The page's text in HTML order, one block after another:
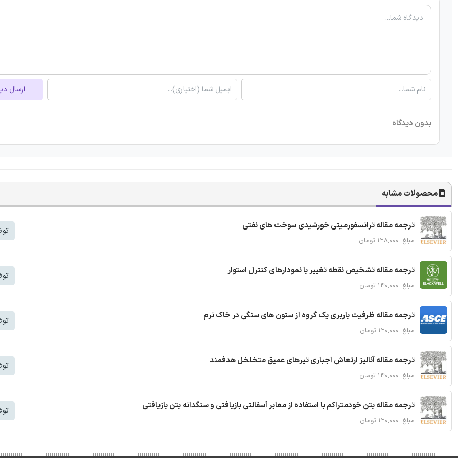
ارسال
بدون دیدگاه
محصولات مشابه
ترجمه مقاله ترانسفورمیتی خورشیدی سوخت های نفتی
مبلغ: ۱۲۸,۰۰۰ تومان
ترجمه مقاله تشخیص نقطه تغییر با نمودارهای کنترل استوار
مبلغ: ۱۴۰,۰۰۰ تومان
ترجمه مقاله ظرفیت باربری یک گروه از ستون های سنگی در خاک نرم
مبلغ: ۱۲۰,۰۰۰ تومان
ترجمه مقاله آنالیز ارتعاش اجباری تیرهای عمیق متخلخل هدفمند
مبلغ: ۱۴۰,۰۰۰ تومان
ترجمه مقاله بتن خودمتراکم با استفاده از معابر آسفالتی بازیافتی و سنگدانه بتن بازیافتی
مبلغ: ۱۲۰,۰۰۰ تومان